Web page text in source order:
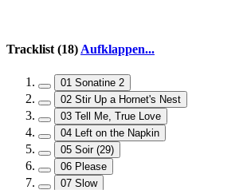
Tracklist (18)Aufklappen...
01 Sonatine 2
02 Stir Up a Hornet's Nest
03 Tell Me, True Love
04 Left on the Napkin
05 Soir (29)
06 Please
07 Slow